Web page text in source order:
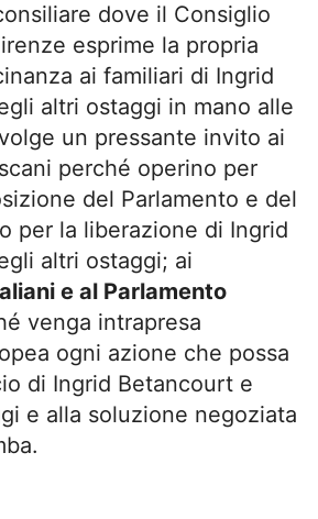
dove il Consiglio
esprime la propria
ai familiari di Ingrid
altri ostaggi in mano alle
un pressante invito ai
perché operino per
del Parlamento e del
per la liberazione di Ingrid
altri ostaggi; ai
e al Parlamento
venga intrapresa
ogni azione che possa
di Ingrid Betancourt e
e alla soluzione negoziata